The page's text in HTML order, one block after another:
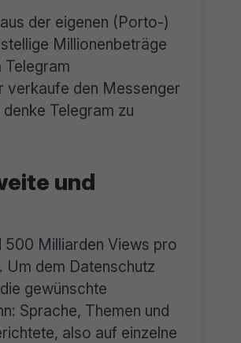
der eigenen (Porto-)
Millionenbeträge
verkaufe den Messenger
Telegram zu
und
500 Milliarden Views pro
Um dem Datenschutz
gewünschte
Sprache, Themen und
also auf einzelne